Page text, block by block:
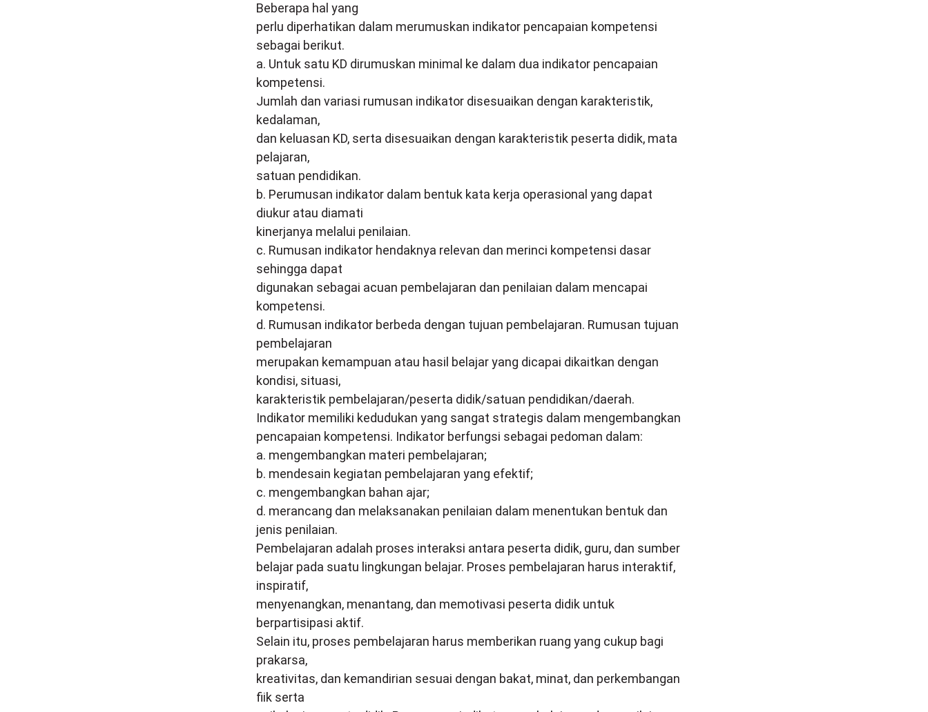
Beberapa hal yang
perlu diperhatikan dalam merumuskan indikator pencapaian kompetensi
sebagai berikut.
a. Untuk satu KD dirumuskan minimal ke dalam dua indikator pencapaian
kompetensi.
Jumlah dan variasi rumusan indikator disesuaikan dengan karakteristik,
kedalaman,
dan keluasan KD, serta disesuaikan dengan karakteristik peserta didik, mata
pelajaran,
satuan pendidikan.
b. Perumusan indikator dalam bentuk kata kerja operasional yang dapat
diukur atau diamati
kinerjanya melalui penilaian.
c. Rumusan indikator hendaknya relevan dan merinci kompetensi dasar
sehingga dapat
digunakan sebagai acuan pembelajaran dan penilaian dalam mencapai
kompetensi.
d. Rumusan indikator berbeda dengan tujuan pembelajaran. Rumusan tujuan
pembelajaran
merupakan kemampuan atau hasil belajar yang dicapai dikaitkan dengan
kondisi, situasi,
karakteristik pembelajaran/peserta didik/satuan pendidikan/daerah.
Indikator memiliki kedudukan yang sangat strategis dalam mengembangkan
pencapaian kompetensi. Indikator berfungsi sebagai pedoman dalam:
a. mengembangkan materi pembelajaran;
b. mendesain kegiatan pembelajaran yang efektif;
c. mengembangkan bahan ajar;
d. merancang dan melaksanakan penilaian dalam menentukan bentuk dan
jenis penilaian.
Pembelajaran adalah proses interaksi antara peserta didik, guru, dan sumber
belajar pada suatu lingkungan belajar. Proses pembelajaran harus interaktif,
inspiratif,
menyenangkan, menantang, dan memotivasi peserta didik untuk
berpartisipasi aktif.
Selain itu, proses pembelajaran harus memberikan ruang yang cukup bagi
prakarsa,
kreativitas, dan kemandirian sesuai dengan bakat, minat, dan perkembangan
fiik serta